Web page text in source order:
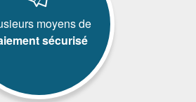
moyens de
sécurisé